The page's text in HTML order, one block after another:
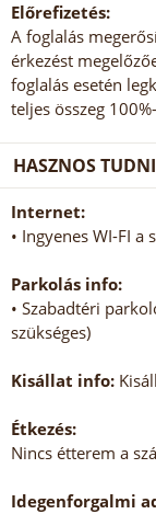
Előrefizetés:
A foglalás
érkezést
foglalás esetén
teljes összeg
HASZNOS
Internet:
• Ingyenes WI-FI
Parkolás info:
• Szabadtéri
szükséges)
Kisállat info:
Étkezés:
Nincs étterem a
Idegenforgalmi